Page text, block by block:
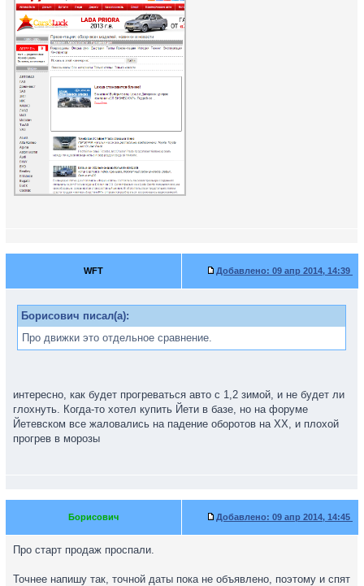
WFT Добавлено: 09 апр 2014, 14:39
Борисович писал(а):
Про движки это отдельное сравнение.
интересно, как будет прогреваться авто с 1,2 зимой, и не будет ли
глохнуть. Когда-то хотел купить Йети в базе, но на форуме
Йетевском все жаловались на падение оборотов на ХХ, и плохой
прогрев в морозы
Борисович Добавлено: 09 апр 2014, 14:45
Про старт продаж проспали.
Точнее напишу так, точной даты пока не объявлено, поэтому и спят